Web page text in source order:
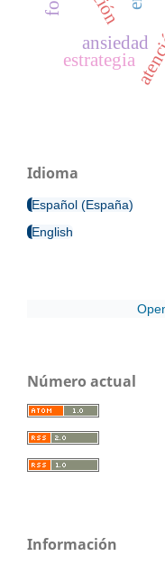
ansiedad
estrategia
Idioma
Español (España)
English
Número actual
Información